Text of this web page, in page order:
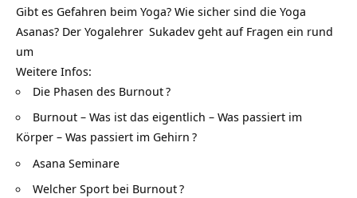
Gibt es Gefahren beim Yoga? Wie sicher sind die Yoga
Asanas? Der Yogalehrer Sukadev geht auf Fragen ein rund
um
Weitere Infos:
Die Phasen des Burnout?
Burnout – Was ist das eigentlich – Was passiert im
Körper – Was passiert im Gehirn ?
Asana Seminare
Welcher Sport bei Burnout?